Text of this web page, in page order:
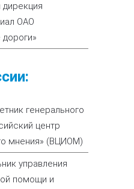
дирекция
ОАО
генерального
центр
мнения» (ВЦИОМ)
управления
помощи и